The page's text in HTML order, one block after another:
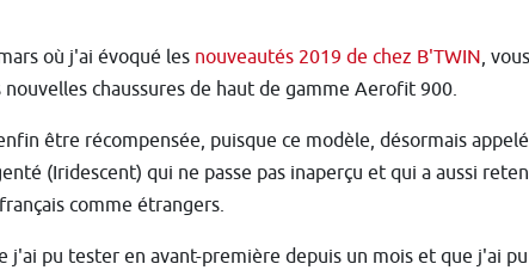
où j'ai évoqué les nouveautés 2019 de chez B'TWIN,
chaussures de haut de gamme Aerofit 900.
être récompensée, puisque ce modèle, désormais
(Iridescent) qui ne passe pas inaperçu et qui a aussi
comme étrangers.
j'ai pu tester en avant-première depuis un mois et que j'ai